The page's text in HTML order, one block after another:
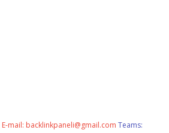
E-mail: backlinkpaneli@gmail.com Teams: